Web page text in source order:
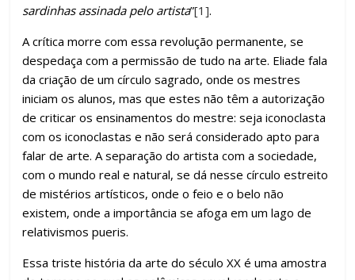
sardinhas assinada pelo artista”[1].
A crítica morre com essa revolução permanente, se
despedaça com a permissão de tudo na arte. Eliade fala
da criação de um círculo sagrado, onde os mestres
iniciam os alunos, mas que estes não têm a autorização
de criticar os ensinamentos do mestre: seja iconoclasta
com os iconoclastas e não será considerado apto para
falar de arte. A separação do artista com a sociedade,
com o mundo real e natural, se dá nesse círculo estreito
de mistérios artísticos, onde o feio e o belo não
existem, onde a importância se afoga em um lago de
relativismos pueris.
Essa triste história da arte do século XX é uma amostra